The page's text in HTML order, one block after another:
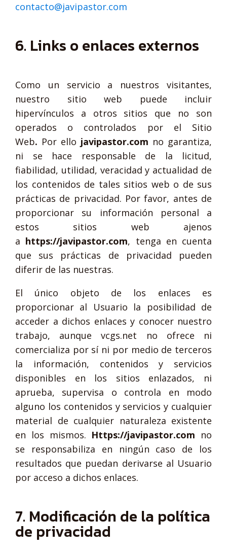
contacto@javipastor.com
6. Links o enlaces externos
Como un servicio a nuestros visitantes,
nuestro sitio web puede incluir
hipervínculos a otros sitios que no son
operados o controlados por el Sitio
Web. Por ello javipastor.com no garantiza,
ni se hace responsable de la licitud,
fiabilidad, utilidad, veracidad y actualidad de
los contenidos de tales sitios web o de sus
prácticas de privacidad. Por favor, antes de
proporcionar su información personal a
estos sitios web ajenos
a https://javipastor.com, tenga en cuenta
que sus prácticas de privacidad pueden
diferir de las nuestras.
El único objeto de los enlaces es
proporcionar al Usuario la posibilidad de
acceder a dichos enlaces y conocer nuestro
trabajo, aunque vcgs.net no ofrece ni
comercializa por sí ni por medio de terceros
la información, contenidos y servicios
disponibles en los sitios enlazados, ni
aprueba, supervisa o controla en modo
alguno los contenidos y servicios y cualquier
material de cualquier naturaleza existente
en los mismos. Https://javipastor.com no
se responsabiliza en ningún caso de los
resultados que puedan derivarse al Usuario
por acceso a dichos enlaces.
7. Modificación de la política
de privacidad